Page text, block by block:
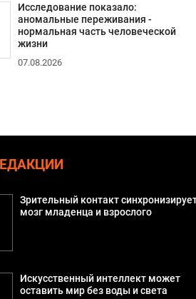
Исследование показало:
аномальные переживания -
нормальная часть человеческой
жизни
07.08.2026
Зрительный контакт
мозг младенца и взрослого
Искусственный интеллект может
оставить мир без воды и света